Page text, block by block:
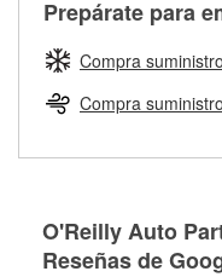
Herramientas de
pueden ser
partes de reemplazo
Rectificación de
averiada o determina
adecuados para que
Auto Parts tiene las
para reparar el
agrícola o de
Más información
Prepárate para
Compra
Compra
O'Reilly Auto
Reseñas de